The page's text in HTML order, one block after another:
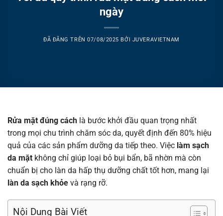
ngày
ĐÃ ĐĂNG TRÊN07/08/2025 BỞI JUVERAVIETNAM
Rửa mặt đúng cách là bước khởi đầu quan trọng nhất
trong mọi chu trình chăm sóc da, quyết định đến 80% hiệu
quả của các sản phẩm dưỡng da tiếp theo. Việc làm sạch
da mặt không chỉ giúp loại bỏ bụi bẩn, bã nhờn mà còn
chuẩn bị cho làn da hấp thụ dưỡng chất tốt hơn, mang lại
làn da sạch khỏe và rạng rỡ.
Nội Dung Bài Viết